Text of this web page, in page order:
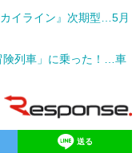
イライン』次期型…5月
険列車」に乗った！…車
送る